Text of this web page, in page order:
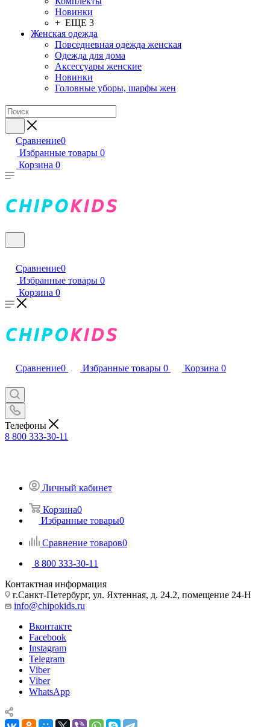
Новинки
+ ЕЩЕ 3
Женская одежда
Повседневная одежда женская
Одежда для дома
Аксессуары женские
Новинки
Головные уборы, шарфы жен
Сравнение0
Избранные товары 0
Корзина 0
Сравнение0
Избранные товары 0
Корзина 0
Сравнение0 Избранные товары 0 Корзина 0
Телефоны
8 800 333-30-11
Личный кабинет
Корзина0
Избранные товары0
Сравнение товаров0
8 800 333-30-11
Контактная информация
г.Санкт-Петербург, ул. Яхтенная, д. 24.2, помещение 24-Н
info@chipokids.ru
Вконтакте
Facebook
Instagram
Telegram
Viber
Viber
WhatsApp